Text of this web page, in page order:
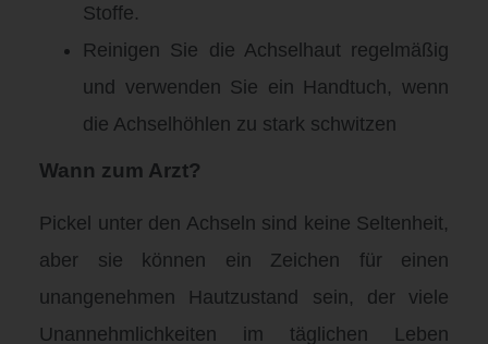
Stoffe.
Reinigen Sie die Achselhaut regelmäßig
und verwenden Sie ein Handtuch, wenn
die Achselhöhlen zu stark schwitzen
Wann zum Arzt?
Pickel unter den Achseln sind keine Seltenheit,
aber sie können ein Zeichen für einen
unangenehmen Hautzustand sein, der viele
Unannehmlichkeiten im täglichen Leben